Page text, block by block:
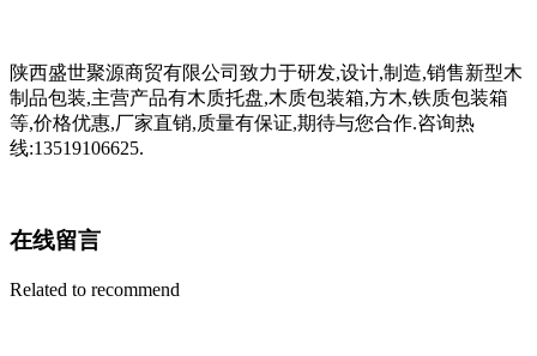
陕西盛世聚源商贸有限公司致力于研发,设计,制造,销售新型木
制品包装,主营产品有木质托盘,木质包装箱,方木,铁质包装箱
等,价格优惠,厂家直销,质量有保证,期待与您合作.咨询热
线:13519106625.
在线留言
Related to recommend